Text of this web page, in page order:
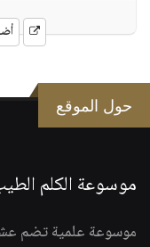
حول الموقع
موسوعة الكلم
موسوعة علمية تضم